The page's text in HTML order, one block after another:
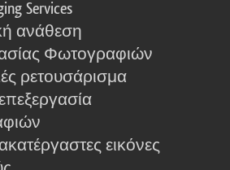
Services
ανάθεση
Φωτογραφιών
ρετουσάρισμα
εικόνες